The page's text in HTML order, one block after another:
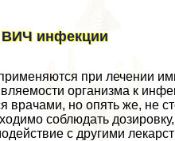
ВИЧ инфекции
при лечении
организма к
но опять же, не
соблюдать
с другими